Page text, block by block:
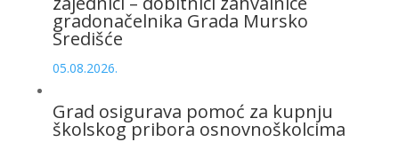
gradonačelnika Grada Mursko
Središće
05.08.2026.
Grad osigurava pomoć za kupnju
školskog pribora osnovnoškolcima